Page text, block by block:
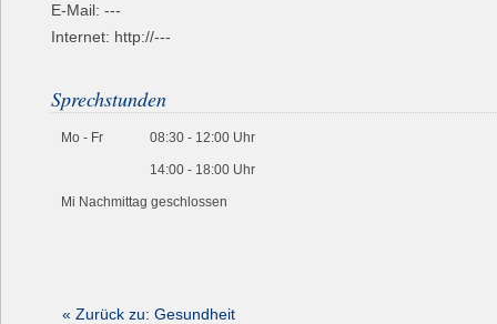
E-Mail: ---
Internet: http://---
Sprechstunden
Mo - Fr 08:30 - 12:00 Uhr
14:00 - 18:00 Uhr
Mi Nachmittag geschlossen
« Zurück zu: Gesundheit